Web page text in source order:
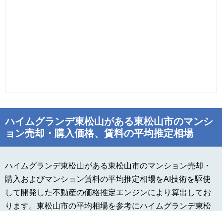
ハイムグランデ東松山がある東松山市のマンシ
ョン売却・購入価格、賃料の平均推定相場
ハイムグランデ東松山がある東松山市のマンション売却・
購入およびマンション賃料の平均推定相場をAI技術を駆使
して開発した不動産の価格推定エンジンにより算出してお
ります。東松山市の平均相場を参考にハイムグランデ東松